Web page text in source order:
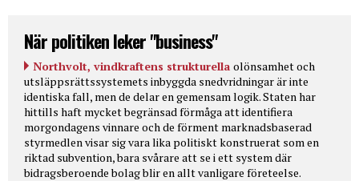
När politiken leker "business"
Northvolt, vindkraftens strukturella olönsamhet och
utsläppsrättssystemets inbyggda snedvridningar är inte
identiska fall, men de delar en gemensam logik. Staten har
hittills haft mycket begränsad förmåga att identifiera
morgondagens vinnare och de förment marknadsbaserad
styrmedlen visar sig vara lika politiskt konstruerat som en
riktad subvention, bara svårare att se i ett system där
bidragsberoende bolag blir en allt vanligare företeelse.